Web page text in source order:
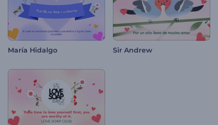
María Hidalgo Sir Andrew